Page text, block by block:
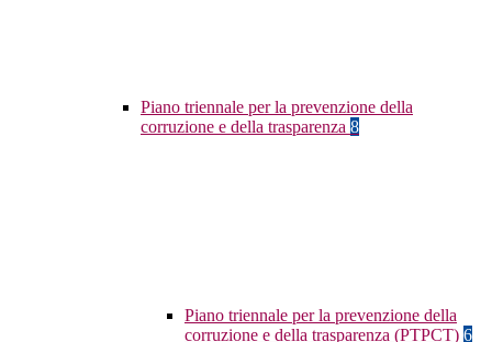
Piano triennale per la prevenzione della
corruzione e della trasparenza 8
Piano triennale per la prevenzione della
corruzione e della trasparenza (PTPCT) 6